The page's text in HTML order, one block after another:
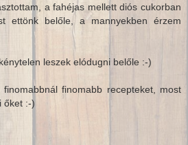
a fahéjas mellett diós cukorban
ettönk belőle, a mannyekben érzem
leszek elódugni belőle :-)
finomabb recepteket, most
őket :-)